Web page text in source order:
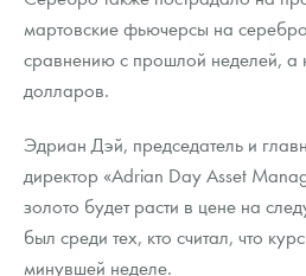
мартовские фьючерсы на
сравнению с прошлой неделей, а
долларов.
Эдриан Дэй, председатель и
директор «Adrian Day Asset
золото будет расти в цене на
был среди тех, кто считал, что
минувшей неделе.